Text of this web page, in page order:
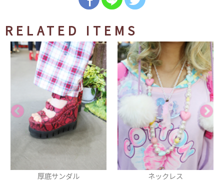
RELATED ITEMS
ネックレス タイツ